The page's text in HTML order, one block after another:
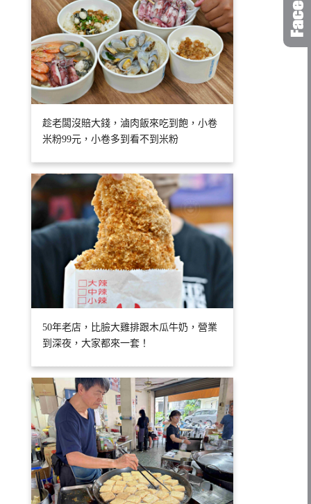
趁老闆沒賠大錢，滷肉飯來吃到飽，小卷
米粉99元，小卷多到看不到米粉
50年老店，比臉大雞排跟木瓜牛奶，營業
到深夜，大家都來一套！